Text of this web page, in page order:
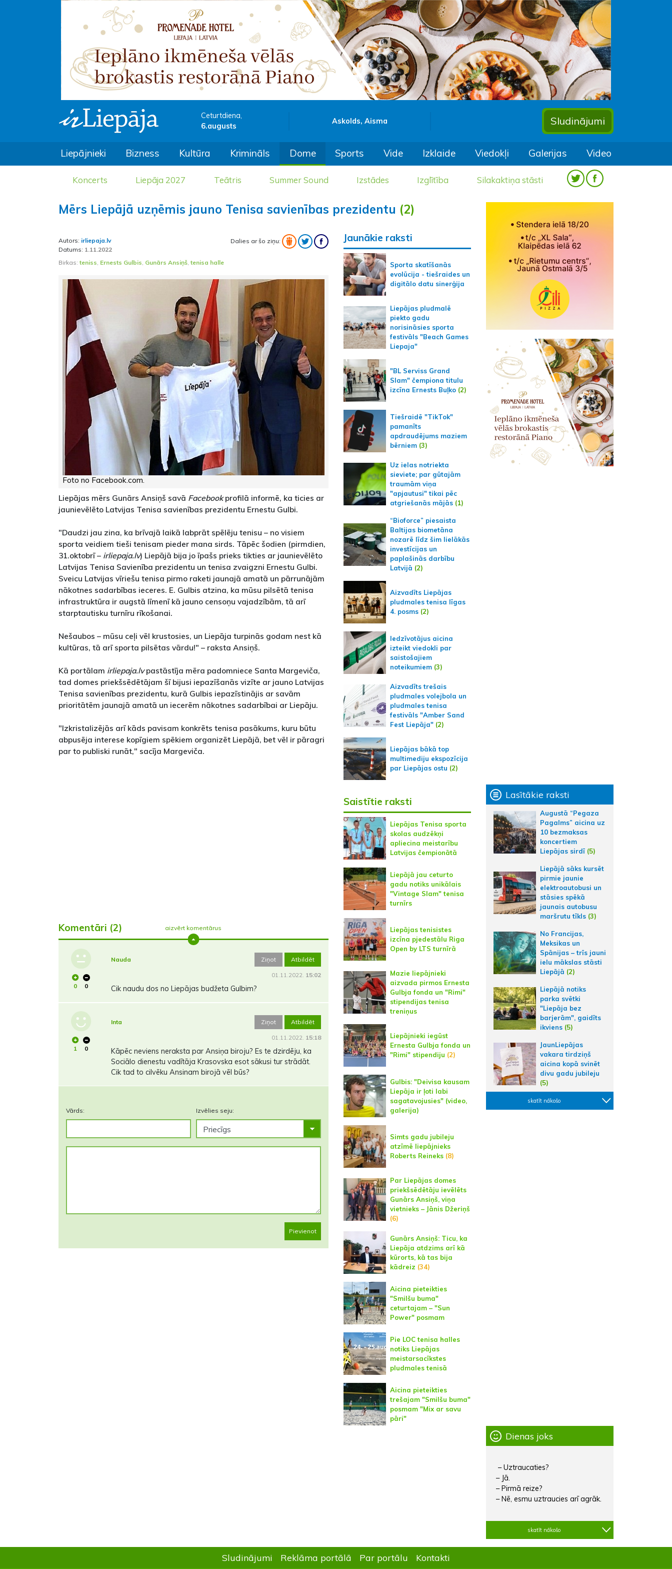
Ceturtdiena,
6.augusts
Askolds, Aisma Sludinājumi
Liepājnieki Bizness Kultūra Krimināls Dome Sports Vide Izklaide Viedokļi Galerijas Video
Koncerts Liepāja 2027 Teātris Summer Sound Izstādes Izglītība Silakaktiņa stāsti
Mērs Liepājā uzņēmis jauno Tenisa savienības prezidentu (2)
Autors: irliepaja.lv
Datums: 1.11.2022
Dalies ar šo ziņu:
Birkas:teniss, Ernests Gulbis, Gunārs Ansiņš,tenisa halle
Foto no Facebook.com.
Liepājas mērs Gunārs Ansiņš savā Facebookprofilā informē, ka ticies ar
jaunievēlēto Latvijas Tenisa savienības prezidentu Ernestu Gulbi.
"Daudzi jau zina, ka brīvajā laikā labprāt spēlēju tenisu – no visiem
sporta veidiem tieši tenisam pieder mana sirds. Tāpēc šodien (pirmdien,
31.oktobrī – irliepaja.lv) Liepājā bija jo īpašs prieks tikties ar jaunievēlēto
Latvijas Tenisa Savienība prezidentu un tenisa zvaigzni Ernestu Gulbi.
Sveicu Latvijas vīriešu tenisa pirmo raketi jaunajā amatā un pārrunājām
nākotnes sadarbības ieceres. E. Gulbis atzina, ka mūsu pilsētā tenisa
infrastruktūra ir augstā līmenī kā jauno censoņu vajadzībām, tā arī
starptautisku turnīru rīkošanai.
Nešaubos – mūsu ceļi vēl krustosies, un Liepāja turpinās godam nest kā
kultūras, tā arī sporta pilsētas vārdu!" – raksta Ansiņš.
Kā portālam irliepaja.lvpastāstīja mēra padomniece Santa Margeviča,
tad domes priekšsēdētājam šī bijusi iepazīšanās vizīte ar jauno Latvijas
Tenisa savienības prezidentu, kurā Gulbis iepazīstinājis ar savām
prioritātēm jaunajā amatā un iecerēm nākotnes sadarbībai ar Liepāju.
"Izkristalizējās arī kāds pavisam konkrēts tenisa pasākums, kuru būtu
abpusēja interese kopīgiem spēkiem organizēt Liepājā, bet vēl ir pāragri
par to publiski runāt," sacīja Margeviča.
Komentāri (2) aizvērt komentārus
0 0
Nauda Ziņot Atbildēt
01.11.2022. 15:02
Cik naudu dos no Liepājas budžeta Gulbim?
1 0
Inta Ziņot Atbildēt
01.11.2022. 15:18
Kāpēc neviens neraksta par Ansiņa biroju? Es te dzirdēju, ka
Sociālo dienestu vadītāja Krasovska esot sākusi tur strādāt.
Cik tad to cilvēku Ansinam birojā vēl būs?
Vārds: Izvēlies seju:
Pievienot
Jaunākie raksti
Sporta skatīšanās
evolūcija - tiešraides un
digitālo datu sinerģija
Liepājas pludmalē
piekto gadu
norisināsies sporta
festivāls "Beach Games
Liepaja"
"BL Serviss Grand
Slam" čempiona titulu
izcīna Ernests Buļko(2)
Tiešraidē "TikTok"
pamanīts
apdraudējums maziem
bērniem(3)
Uz ielas notriekta
sieviete; par gūtajām
traumām viņa
"apjautusi" tikai pēc
atgriešanās mājās(1)
“Bioforce” piesaista
Baltijas biometāna
nozarē līdz šim lielākās
investīcijas un
paplašinās darbību
Latvijā (2)
Aizvadīts Liepājas
pludmales tenisa līgas
4. posms(2)
Iedzīvotājus aicina
izteikt viedokli par
saistošajiem
noteikumiem (3)
Aizvadīts trešais
pludmales volejbola un
pludmales tenisa
festivāls "Amber Sand
Fest Liepāja"(2)
Liepājas bākā top
multimediju ekspozīcija
par Liepājas ostu (2)
Saistītie raksti
Liepājas Tenisa sporta
skolas audzēkņi
apliecina meistarību
Latvijas čempionātā
Liepājā jau ceturto
gadu notiks unikālais
"Vintage Slam" tenisa
turnīrs
Liepājas tenisistes
izcīna pjedestālu Riga
Open by LTS turnīrā
Mazie liepājnieki
aizvada pirmos Ernesta
Gulbja fonda un "Rimi"
stipendijas tenisa
treniņus
Liepājnieki iegūst
Ernesta Gulbja fonda un
"Rimi" stipendiju (2)
Gulbis: "Deivisa kausam
Liepāja ir ļoti labi
sagatavojusies" (video,
galerija)
Simts gadu jubileju
atzīmē liepājnieks
Roberts Reineks (8)
Par Liepājas domes
priekšsēdētāju ievēlēts
Gunārs Ansiņš, viņa
vietnieks – Jānis Džeriņš
(6)
Gunārs Ansiņš: Ticu, ka
Liepāja atdzims arī kā
kūrorts, kā tas bija
kādreiz (34)
Aicina pieteikties
"Smilšu buma"
ceturtajam – "Sun
Power" posmam
Pie LOC tenisa halles
notiks Liepājas
meistarsacīkstes
pludmales tenisā
Aicina pieteikties
trešajam "Smilšu buma"
posmam "Mix ar savu
pāri"
Lasītākie raksti
Augustā “Pegaza
Pagalms” aicina uz
10 bezmaksas
koncertiem
Liepājas sirdī (5)
Liepājā sāks kursēt
pirmie jaunie
elektroautobusi un
stāsies spēkā
jaunais autobusu
maršrutu tīkls (3)
No Francijas,
Meksikas un
Spānijas – trīs jauni
ielu mākslas stāsti
Liepājā (2)
Liepājā notiks
parka svētki
"Liepāja bez
barjerām", gaidīts
ikviens (5)
JaunLiepājas
vakara tirdziņš
aicina kopā svinēt
divu gadu jubileju
(5)
skatīt nākošo
Dienas joks
– Uztraucaties?
– Jā.
– Pirmā reize?
– Nē, esmu uztraucies arī agrāk.
skatīt nākošo
Sludinājumi Reklāma portālā Par portālu Kontakti